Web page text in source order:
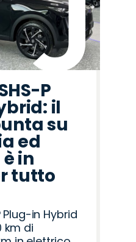
P
il
su
ed
in
tutto
Plug-in Hybrid
km di